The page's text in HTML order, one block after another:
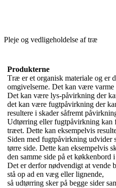
Pleje og vedligeholdelse af træ
Produkterne
Træ er et organisk materiale og er
omgivelserne. Det kan være
Det kan være lys-påvirkning der
det kan være fugtpåvirkning der
resultere i skader såfremt
Udtørring eller fugtpåvirkning kan
træet. Dette kan eksempelvis
Siden med fugtpåvirkning udvider
tørre side. Dette kan eksempelvis
den samme side på et køkkenbord
Det er derfor nødvendigt at vende
stå op ad en væg eller lignende,
så udtørring sker på begge sider